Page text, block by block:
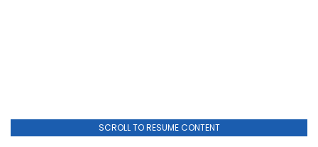
SCROLL TO RESUME CONTENT